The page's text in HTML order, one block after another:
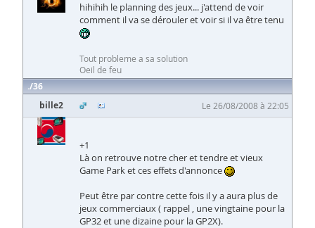
hihihih le planning des jeux... j'attend de voir
comment il va se dérouler et voir si il va être tenu
Tout probleme a sa solution
Oeil de feu
36
bille2
Le 26/08/2008 à 22:05
+1
Là on retrouve notre cher et tendre et vieux
Game Park et ces effets d'annonce
Peut être par contre cette fois il y a aura plus de
jeux commerciaux ( rappel , une vingtaine pour la
GP32 et une dizaine pour la GP2X).